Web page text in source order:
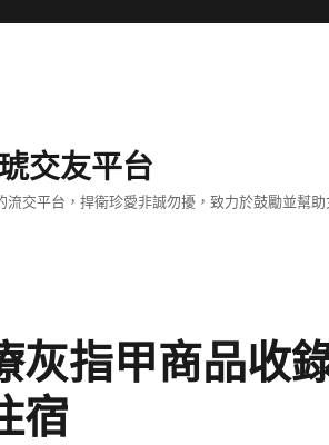
交友平台
流交平台，捍衛珍愛非誠勿擾，致力於鼓勵並幫
灰指甲商品收
宿